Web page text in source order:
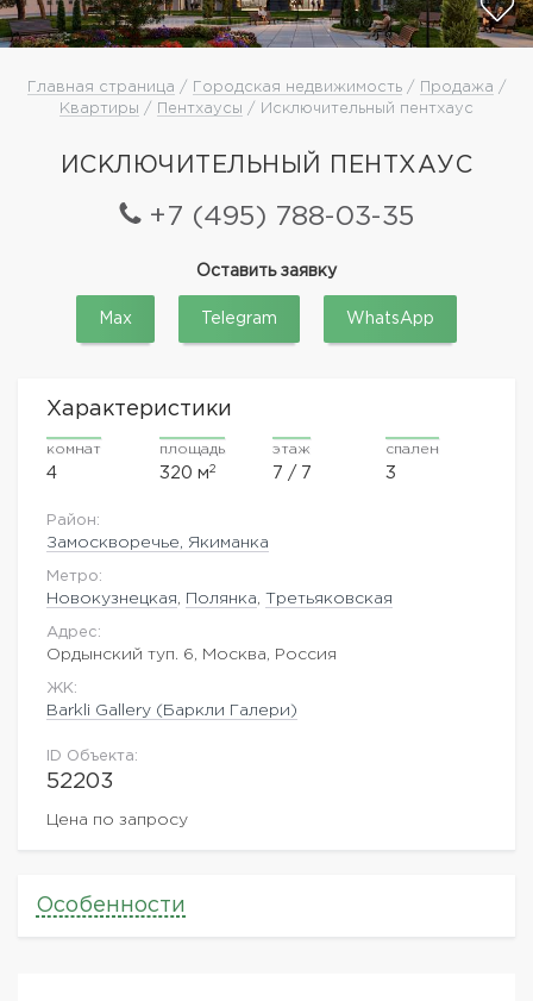
Главная страница / Городская недвижимость/ Продажа /
Квартиры / Пентхаусы / Исключительный пентхаус
ИСКЛЮЧИТЕЛЬНЫЙ ПЕНТХАУС
+7 (495) 788-03-35
Оставить заявку
Max Telegram WhatsApp
Характеристики
комнат
4
площадь
320 м2
этаж
7 / 7
спален
3
Район:
Замоскворечье, Якиманка
Метро:
Новокузнецкая Полянка Третьяковская
Адрес:
Ордынский туп. 6, Москва, Россия
ЖK:
Barkli Gallery (Баркли Галери)
ID Объекта:
52203
Цена по запросу
Особенности